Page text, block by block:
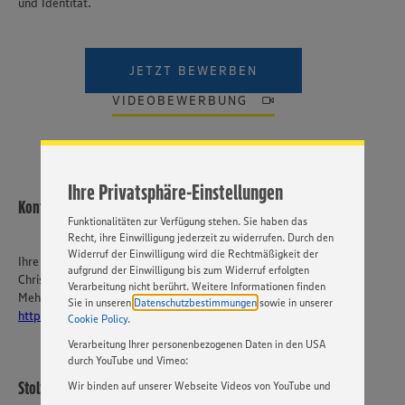
Ihre Privatsphäre-Einstellungen
ein bestmögliches Nutzungserlebnis unserer Website zu
ermöglichen. Wir verwenden Ihre Daten, um unsere
Website zu personalisieren und Ihnen möglichst relevante
Cookies und anderer Technologien ist freiwillig und kann
„EINSTELLUNGEN ÄNDERN”. Bitte beachten Sie, dass auf
Basis Ihrer Einstellungen ggf. nicht mehr alle
Funktionalitäten zur Verfügung stehen. Sie haben das
Recht, ihre Einwilligung jederzeit zu widerrufen. Durch den
Widerruf der Einwilligung wird die Rechtmäßigkeit der
aufgrund der Einwilligung bis zum Widerruf erfolgten
Verarbeitung nicht berührt. Weitere Informationen finden
Sie in unseren Datenschutzbestimmungen sowie in unserer
Cookie Policy.
Verarbeitung Ihrer personenbezogenen Daten in den USA
durch YouTube und Vimeo:
Wir binden auf unserer Webseite Videos von YouTube und
JETZT BEWERBEN
VIDEOBEWERBUNG
Kontakt
Ihre Ansprechperson
Christian Stolzenberger
Mehr über EDEKA Südwest:
https://karriere-edeka.de/
Stolzenberger Lebensmittelmärkte e.K.